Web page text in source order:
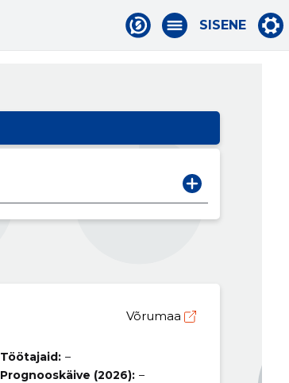
SISENE
Võrumaa
Töötajaid: –
Prognooskäive (2026): –